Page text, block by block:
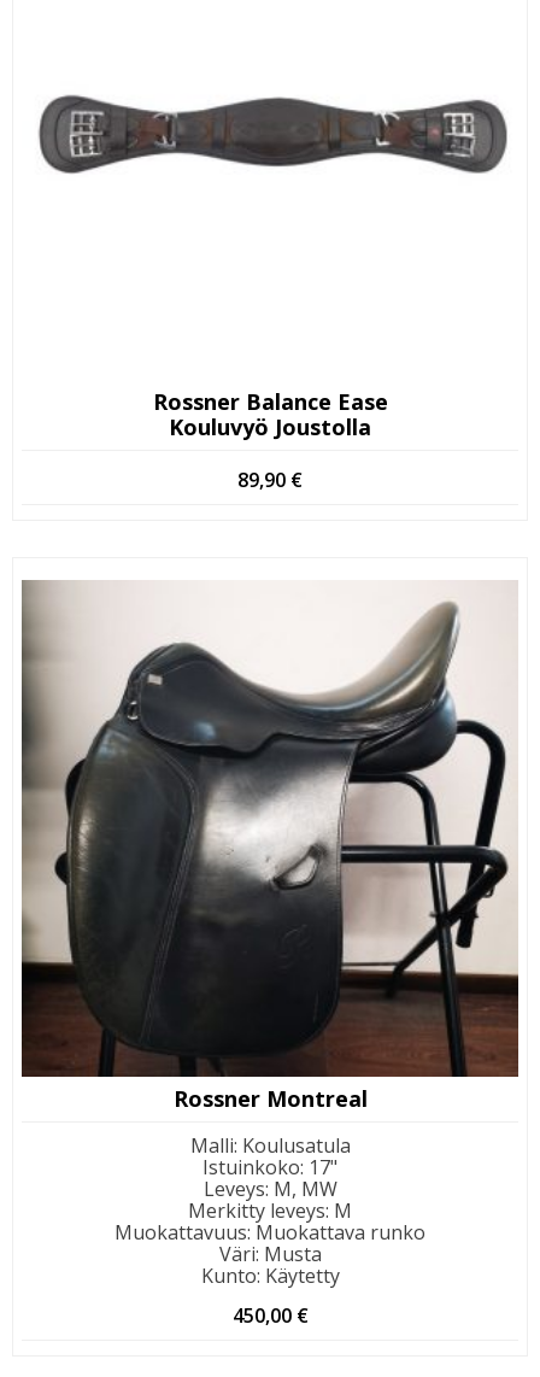
Rossner Balance Ease
Kouluvyö Joustolla
89,90 €
Rossner Montreal
Malli: Koulusatula
Istuinkoko: 17"
Leveys: M, MW
Merkitty leveys: M
Muokattavuus: Muokattava runko
Väri: Musta
Kunto: Käytetty
450,00 €